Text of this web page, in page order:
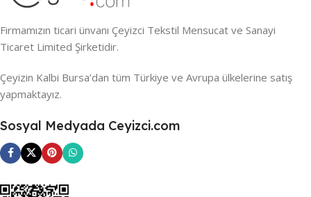
Firmamızın ticari ünvanı Çeyizci Tekstil Mensucat ve Sanayi
Ticaret Limited Şirketidir.
Çeyizin Kalbi Bursa’dan tüm Türkiye ve Avrupa ülkelerine satış
yapmaktayız.
Sosyal Medyada Ceyizci.com